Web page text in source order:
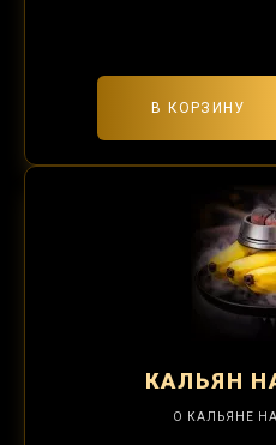
В КОРЗИНУ
КАЛЬЯН
О КАЛЬЯНЕ